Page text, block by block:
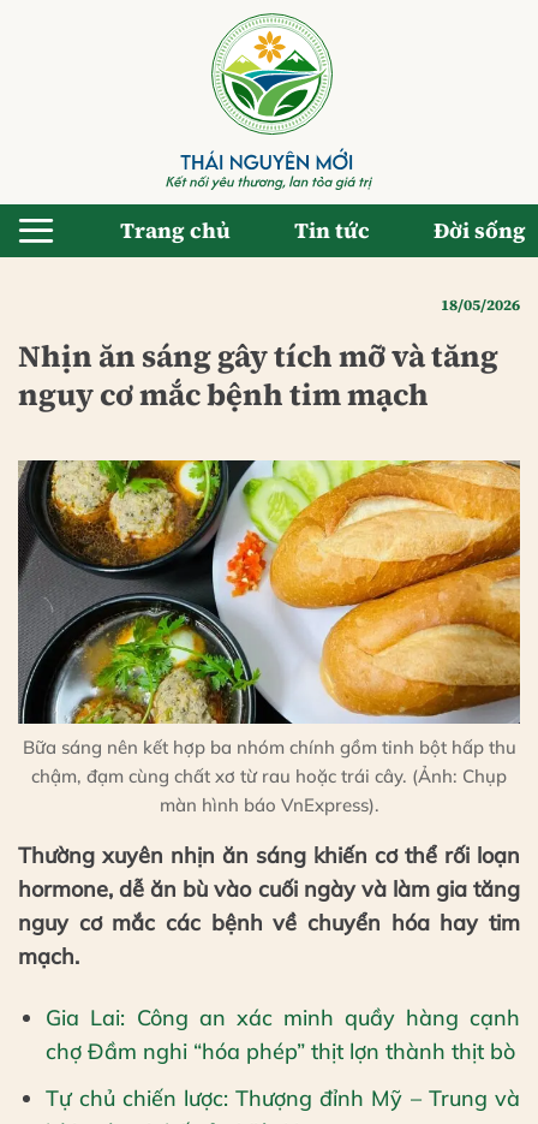
Trang chủ Tin tức Đời sống
18/05/2026
Nhịn ăn sáng gây tích mỡ và tăng
nguy cơ mắc bệnh tim mạch
Bữa sáng nên kết hợp ba nhóm chính gồm tinh bột hấp thu
chậm, đạm cùng chất xơ từ rau hoặc trái cây. (Ảnh: Chụp
màn hình báo VnExpress).
Thường xuyên nhịn ăn sáng khiến cơ thể rối loạn
hormone, dễ ăn bù vào cuối ngày và làm gia tăng
nguy cơ mắc các bệnh về chuyển hóa hay tim
mạch.
Gia Lai: Công an xác minh quầy hàng cạnh
chợ Đầm nghi “hóa phép” thịt lợn thành thịt bò
Tự chủ chiến lược: Thượng đỉnh Mỹ – Trung và